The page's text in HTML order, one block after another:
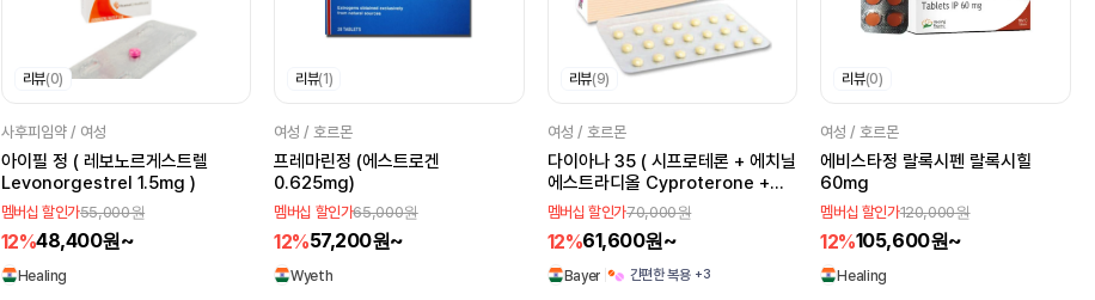
리뷰(0)
사후피임약 / 여성
아이필 정 ( 레보노르게스트렐
Levonorgestrel 1.5mg )
멤버십 할인가55,000원
12%48,400원~
Healing
리뷰(1)
여성 / 호르몬
프레마린정 (에스트로겐
0.625mg)
멤버십 할인가65,000원
12%57,200원~
Wyeth
리뷰(9)
여성 / 호르몬
다이아나 35 ( 시프로테론 + 에치닐
에스트라디올 Cyproterone +
Ethinyl Estradiol 2mg +
0.035mg )
멤버십 할인가70,000원
12%61,600원~
Bayer 간편한 복용 +3
리뷰(0)
여성 / 호르몬
에비스타정 랄록시펜 랄록시힐
60mg
멤버십 할인가120,000원
12%105,600원~
Healing